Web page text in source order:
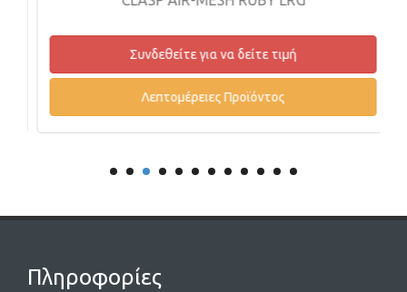
Συνδεθείτε για να δείτε τιμή
Λεπτομέρειες Προϊόντος
Πληροφορίες